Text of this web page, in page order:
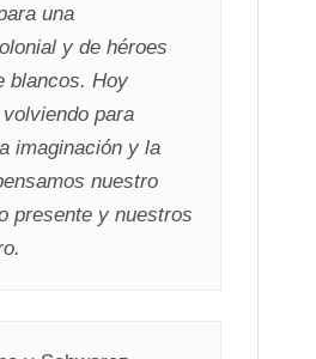
una
y de héroes
blancos. Hoy
para
imaginación y la
nuestro
presente y nuestros